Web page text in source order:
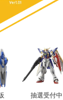
抽選受付中